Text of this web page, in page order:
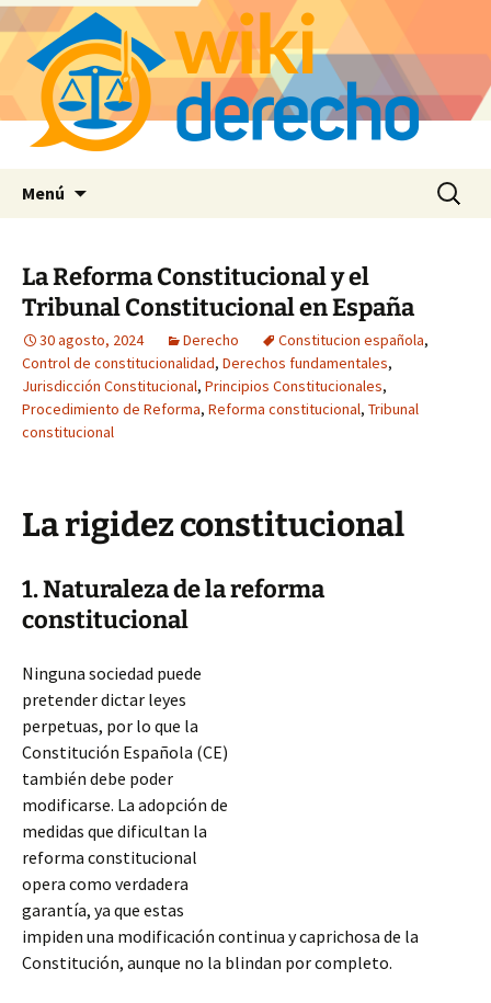
Menú Buscar:
La Reforma Constitucional y el
Tribunal Constitucional en España
30 agosto, 2024 Derecho Constitucion española,
Control de constitucionalidad, Derechos fundamentales,
Jurisdicción Constitucional, Principios Constitucionales,
Procedimiento de Reforma, Reforma constitucional, Tribunal
constitucional
La rigidez constitucional
1. Naturaleza de la reforma
constitucional
Ninguna sociedad puede
pretender dictar leyes
perpetuas, por lo que la
Constitución Española (CE)
también debe poder
modificarse. La adopción de
medidas que dificultan la
reforma constitucional
opera como verdadera
garantía, ya que estas
impiden una modificación continua y caprichosa de la
Constitución, aunque no la blindan por completo.